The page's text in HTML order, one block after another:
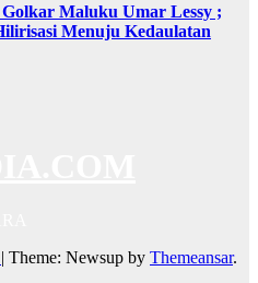
Maluku Umar Lessy ;
Menuju Kedaulatan
| Theme: Newsup by Themeansar.